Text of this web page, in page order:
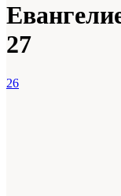
27
26